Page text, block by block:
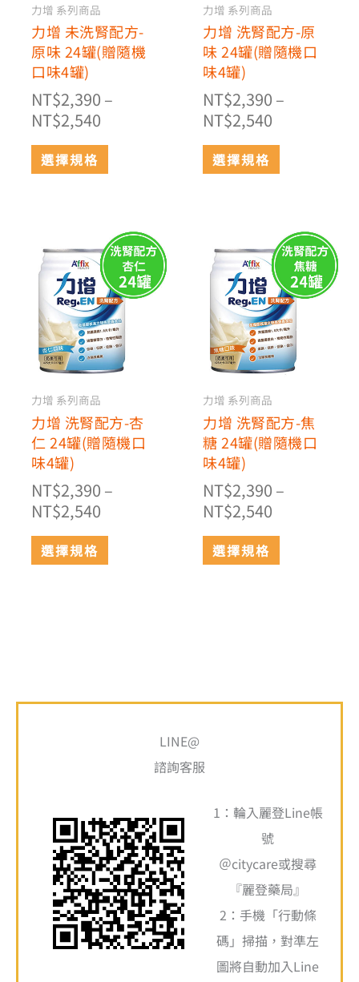
力增 系列商品
力增 未洗腎配方-
原味 24罐(贈隨機
口味4罐)
NT$2,390 –
NT$2,540
選擇規格
在
產
面
擇
力增 系列商品
力增 洗腎配方-原
味 24罐(贈隨機口
味4罐)
NT$2,390 –
NT$2,540
選擇規格
在
產
面
擇
力增 系列商品
力增 洗腎配方-杏
仁 24罐(贈隨機口
味4罐)
NT$2,390 –
NT$2,540
價
格
範
圍：
NT$2,390
到
NT$2,540
選擇規格
此
產
品
有
多
種
款
式。
在
產
面
擇
力增 系列商品
力增 洗腎配方-焦
糖 24罐(贈隨機口
味4罐)
NT$2,390 –
NT$2,540
價
格
範
圍：
NT$2,390
到
NT$2,540
選擇規格
此
產
品
有
多
種
款
式。
在
產
面
擇
LINE@
諮詢客服
1：輪入麗登Line帳
號
＠citycare或搜尋
『麗登藥局』
2：手機「行動條
碼」掃描，對準左
圖將自動加入Line